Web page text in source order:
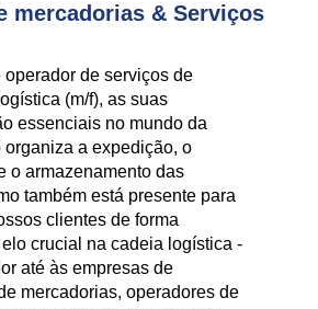
mercadorias & Serviços
de serviços de
(m/f), as suas
essenciais no mundo da
organiza a expedição, o
o armazenamento das
também está presente para
clientes de forma
crucial na cadeia logística -
até às empresas de
mercadorias, operadores de